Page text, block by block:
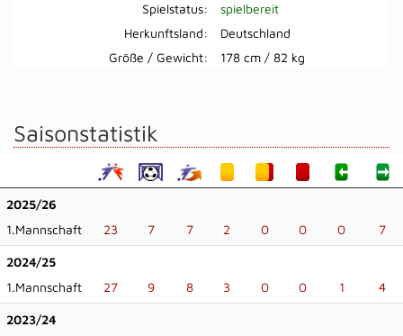
Spielstatus:
spielbereit
Herkunftsland:
Deutschland
Größe / Gewicht:
178 cm / 82 kg
Saisonstatistik
2025/26
1.Mannschaft
23 7 7 2 0 0 0 7
2024/25
1.Mannschaft
27 9 8 3 0 0 1 4
2023/24